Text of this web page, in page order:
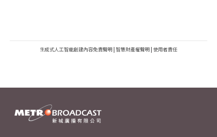
生成式人工智能創建內容免責聲明 | 智慧財產權聲明 | 使用者責任